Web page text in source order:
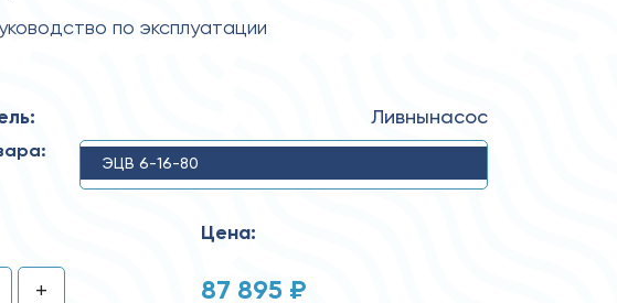
по эксплуатации
Ливнынасос
ЭЦВ 6-16-80
+
Цена:
87 895 ₽